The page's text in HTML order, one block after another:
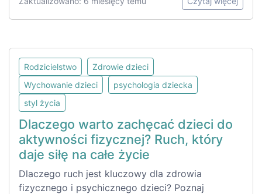
Rodzicielstwo
Zdrowie dzieci
Wychowanie dzieci
psychologia dziecka
styl życia
Dlaczego warto zachęcać dzieci do
aktywności fizycznej? Ruch, który
daje siłę na całe życie
Dlaczego ruch jest kluczowy dla zdrowia
fizycznego i psychicznego dzieci? Poznaj